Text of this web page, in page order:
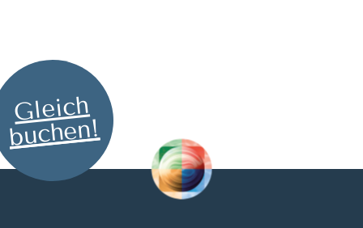
Gleich
buchen!